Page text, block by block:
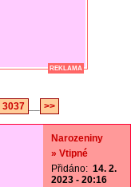
REKLAMA
3037 >>
Narozeniny
» Vtipné
Přidáno: 14. 2.
2023 - 20:16